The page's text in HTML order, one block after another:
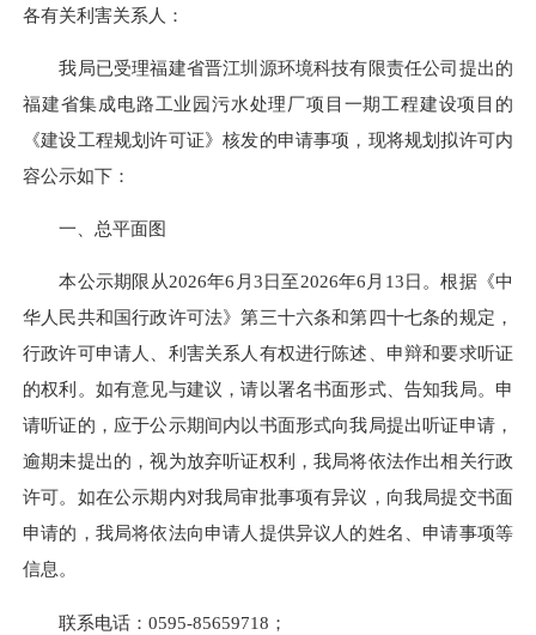
各有关利害关系人：
我局已受理福建省晋江圳源环境科技有限责任公司提出的
福建省集成电路工业园污水处理厂项目一期工程建设项目的
《建设工程规划许可证》核发的申请事项，现将规划拟许可内
容公示如下：
一、总平面图
本公示期限从2026年6月3日至2026年6月13日。根据《中
华人民共和国行政许可法》第三十六条和第四十七条的规定，
行政许可申请人、利害关系人有权进行陈述、申辩和要求听证
的权利。如有意见与建议，请以署名书面形式、告知我局。申
请听证的，应于公示期间内以书面形式向我局提出听证申请，
逾期未提出的，视为放弃听证权利，我局将依法作出相关行政
许可。如在公示期内对我局审批事项有异议，向我局提交书面
申请的，我局将依法向申请人提供异议人的姓名、申请事项等
信息。
联系电话： 0595-85659718 ；